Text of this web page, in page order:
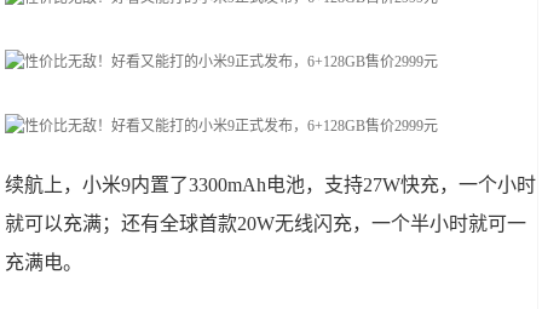
续航上，小米9内置了3300mAh电池，支持27W快充，一个小时
就可以充满；还有全球首款20W无线闪充，一个半小时就可一
充满电。